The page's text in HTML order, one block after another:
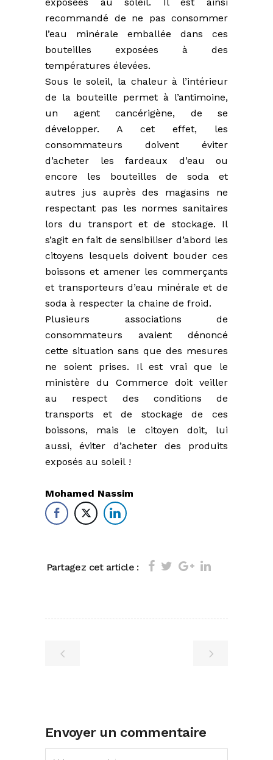
exposées au soleil. Il est ainsi
recommandé de ne pas consommer
l’eau minérale emballée dans ces
bouteilles exposées à des
températures élevées.
Sous le soleil, la chaleur à l’intérieur
de la bouteille permet à l’antimoine,
un agent cancérigène, de se
développer. A cet effet, les
consommateurs doivent éviter
d’acheter les fardeaux d’eau ou
encore les bouteilles de soda et
autres jus auprès des magasins ne
respectant pas les normes sanitaires
lors du transport et de stockage. Il
s’agit en fait de sensibiliser d’abord les
citoyens lesquels doivent bouder ces
boissons et amener les commerçants
et transporteurs d’eau minérale et de
soda à respecter la chaine de froid.
Plusieurs associations de
consommateurs avaient dénoncé
cette situation sans que des mesures
ne soient prises. Il est vrai que le
ministère du Commerce doit veiller
au respect des conditions de
transports et de stockage de ces
boissons, mais le citoyen doit, lui
aussi, éviter d’acheter des produits
exposés au soleil !
Mohamed Nassim
Partagez cet article :
Envoyer un commentaire